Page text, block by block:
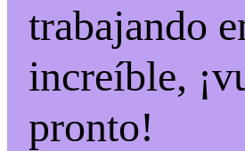
trabajando
increíble,
pronto!